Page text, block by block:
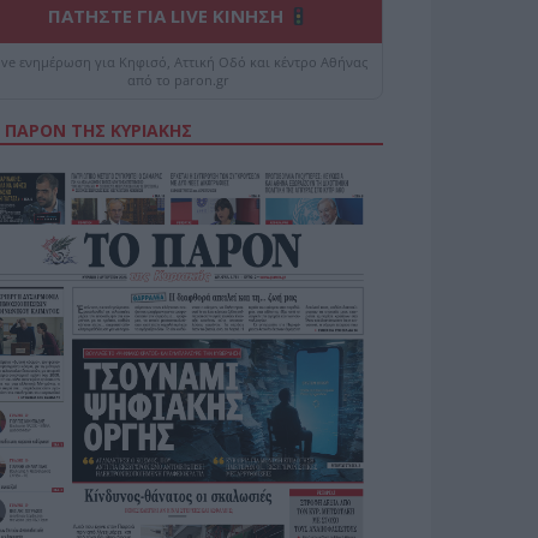
ΠΑΤΗΣΤΕ ΓΙΑ LIVE ΚΙΝΗΣΗ
ενημέρωση για Κηφισό, Αττική Οδό και κέντρο Αθήνας
από το paron.gr
ΤΗΣ ΚΥΡΙΑΚΗΣ